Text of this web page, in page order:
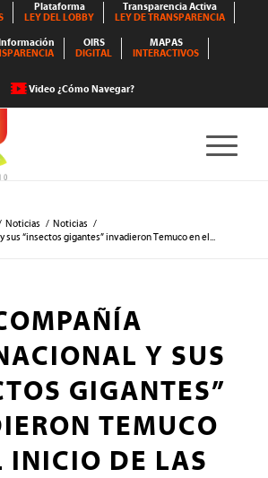
Plataforma
LEY DEL LOBBY
Transparencia Activa
LEY DE TRANSPARENCIA
OIRS
DIGITAL
MAPAS
INTERACTIVOS
Video ¿Cómo Navegar?
Noticias / Noticias /
sus “insectos gigantes” invadieron Temuco en el...
Y SUS
GIGANTES”
TEMUCO
INICIO DE LAS